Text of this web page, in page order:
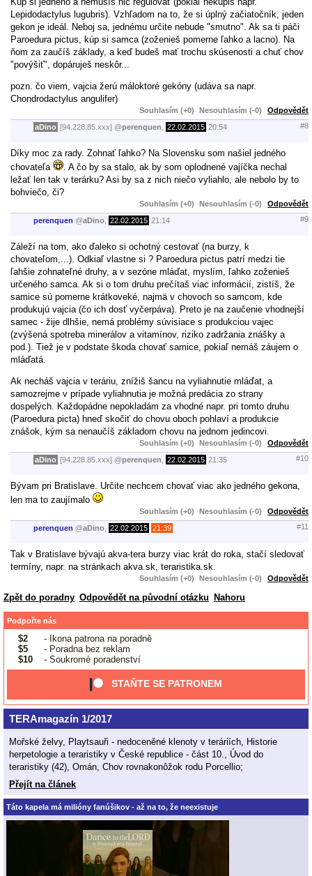
Lepidodactylus lugubris). Vzhľadom na to, že si úplný začiatočník, jeden
gekon je ideál. Neboj sa, jednému určite nebude "smutno". Ak sa ti páči
Paroedura pictus, kúp si samca (zoženieš pomerne ľahko a lacno). Na
ňom za zaučíš základy, a keď budeš mať trochu skúsenosti a chuť chov
"povýšiť", dopáruješ neskôr...
pozn. čo viem, vajcia žerú máloktoré gekóny (udáva sa napr.
Chondrodactylus angulifer)
Souhlasím (+0) Nesouhlasím (-0) Odpovědět
aDino [94.228.85.xxx] @perenquen 22.02.2015 20:54 #8
Díky moc za rady. Zohnať ľahko? Na Slovensku som našiel jedného
chovateľa
. A čo by sa stalo, ak by som oplodnené vajíčka nechal
ležať len tak v terárku? Asi by sa z nich niečo vyliahlo, ale nebolo by to
bohviečo, či?
Souhlasím (+0) Nesouhlasím (-0) Odpovědět
perenquen @aDino 22.02.2015 21:14 #9
Záleží na tom, ako ďaleko si ochotný cestovať (na burzy, k
chovateľom,...). Odkiaľ vlastne si ? Paroedura pictus patrí medzi tie
ľahšie zohnateľné druhy, a v sezóne mláďat, myslím, ľahko zoženieš
určeného samca. Ak si o tom druhu prečítaš viac informácií, zistíš, že
samice sú pomerne krátkoveké, najmä v chovoch so samcom, kde
produkujú vajcia (čo ich dosť vyčerpáva). Preto je na zaučenie vhodnejší
samec - žije dlhšie, nemá problémy súvisiace s produkciou vajec
(zvýšená spotreba minerálov a vitamínov, riziko zadržania znášky a
pod.). Tiež je v podstate škoda chovať samice, pokiaľ nemáš záujem o
mláďatá.
Ak necháš vajcia v teráriu, znížiš šancu na vyliahnutie mláďat, a
samozrejme v prípade vyliahnutia je možná predácia zo strany
dospelých. Každopádne nepokladám za vhodné napr. pri tomto druhu
(Paroedura picta) hneď skočiť do chovu oboch pohlaví a produkcie
znášok, kým sa nenaučíš základom chovu na jednom jedincovi.
Souhlasím (+0) Nesouhlasím (-0) Odpovědět
aDino [94.228.85.xxx] @perenquen 22.02.2015 21:35 #10
Bývam pri Bratislave. Určite nechcem chovať viac ako jedného gekona,
len ma to zaujímalo
Souhlasím (+0) Nesouhlasím (-0) Odpovědět
perenquen @aDino 22.02.2015 21:39 #11
Tak v Bratislave bývajú akva-tera burzy viac krát do roka, stačí sledovať
termíny, napr. na stránkach akva.sk, teraristika.sk.
Souhlasím (+0) Nesouhlasím (-0) Odpovědět
Zpět do poradny Odpovědět na původní otázku Nahoru
Podpořte nás
$2
- Ikona patrona na poradně
$5
- Poradna bez reklam
$10
- Soukromé poradenství
STAŇTE SE PATRONEM
TERAmagazín 1/2017
Mořské želvy, Playtsauři - nedoceněné klenoty v teráriích, Historie
herpetologie a teraristiky v České republice - část 10., Úvod do
teraristiky (42), Omán, Chov rovnakonôžok rodu Porcellio;
Přejít na článek
Táto kapela má milióny fanúšikov - až na to, že neexistuje